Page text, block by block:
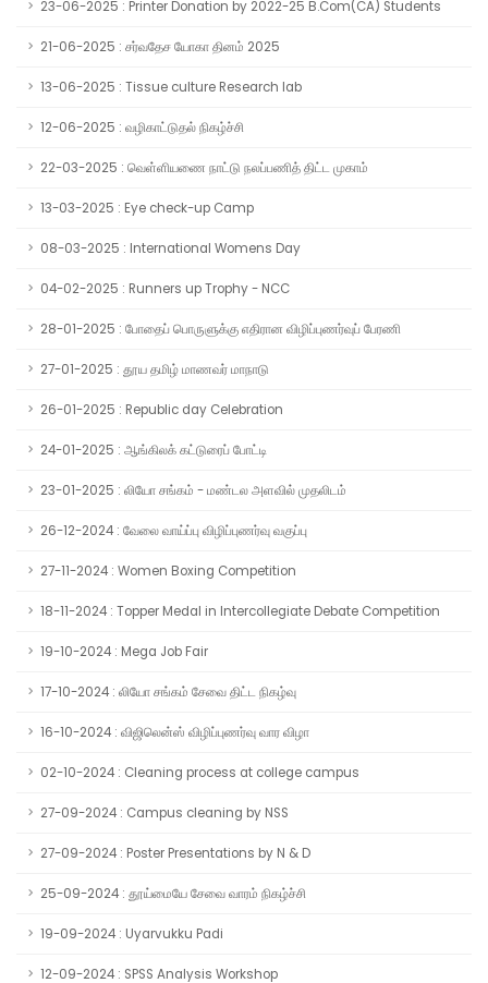
23-06-2025 : Printer Donation by 2022-25 B.Com(CA) Students
21-06-2025 : சர்வதேச யோகா தினம் 2025
13-06-2025 : Tissue culture Research lab
12-06-2025 : வழிகாட்டுதல் நிகழ்ச்சி
22-03-2025 : வெள்ளியணை நாட்டு நலப்பணித் திட்ட முகாம்
13-03-2025 : Eye check-up Camp
08-03-2025 : International Womens Day
04-02-2025 : Runners up Trophy - NCC
28-01-2025 : போதைப் பொருளுக்கு எதிரான விழிப்புணர்வுப் பேரணி
27-01-2025 : தூய தமிழ் மாணவர் மாநாடு
26-01-2025 : Republic day Celebration
24-01-2025 : ஆங்கிலக் கட்டுரைப் போட்டி
23-01-2025 : லியோ சங்கம் - மண்டல அளவில் முதலிடம்
26-12-2024 : வேலை வாய்ப்பு விழிப்புணர்வு வகுப்பு
27-11-2024 : Women Boxing Competition
18-11-2024 : Topper Medal in Intercollegiate Debate Competition
19-10-2024 : Mega Job Fair
17-10-2024 : லியோ சங்கம் சேவை திட்ட நிகழ்வு
16-10-2024 : விஜிலென்ஸ் விழிப்புணர்வு வார விழா
02-10-2024 : Cleaning process at college campus
27-09-2024 : Campus cleaning by NSS
27-09-2024 : Poster Presentations by N & D
25-09-2024 : தூய்மையே சேவை வாரம் நிகழ்ச்சி
19-09-2024 : Uyarvukku Padi
12-09-2024 : SPSS Analysis Workshop